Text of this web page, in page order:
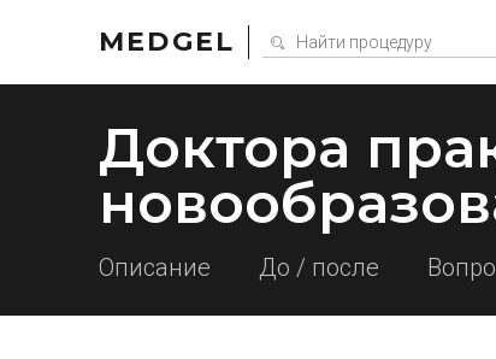
MEDGEL
Доктора
Описание До / после